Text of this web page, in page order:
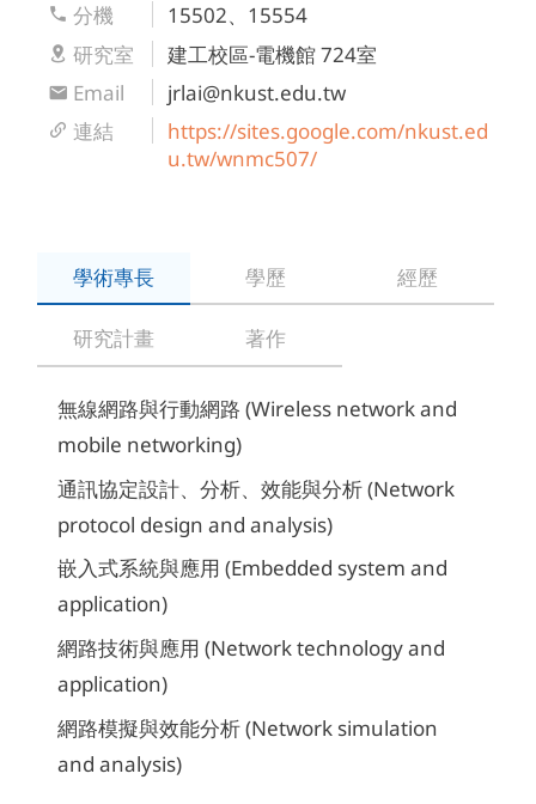
分機
15502、15554
研究室
建工校區-電機館 724室
Email
jrlai@nkust.edu.tw
連結
https://sites.google.com/nkust.ed
u.tw/wnmc507/
學術專長 學歷 經歷
研究計畫 著作
無線網路與行動網路 (Wireless network and
mobile networking)
通訊協定設計、分析、效能與分析 (Network
protocol design and analysis)
嵌入式系統與應用 (Embedded system and
application)
網路技術與應用 (Network technology and
application)
網路模擬與效能分析 (Network simulation
and analysis)